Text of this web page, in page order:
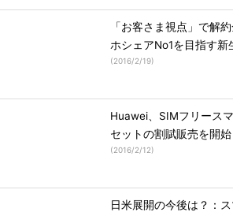
「お客さま視点」で解
ホシェアNo1を目指す
(2016/2/19)
Huawei、SIMフリース
セットの割賦販売を開始
(2016/2/12)
日米展開の今後は？：